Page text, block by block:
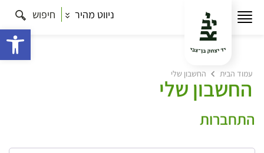
ניווט מהיר חיפוש
עמוד הבית החשבון שלי
החשבון שלי
התחברות